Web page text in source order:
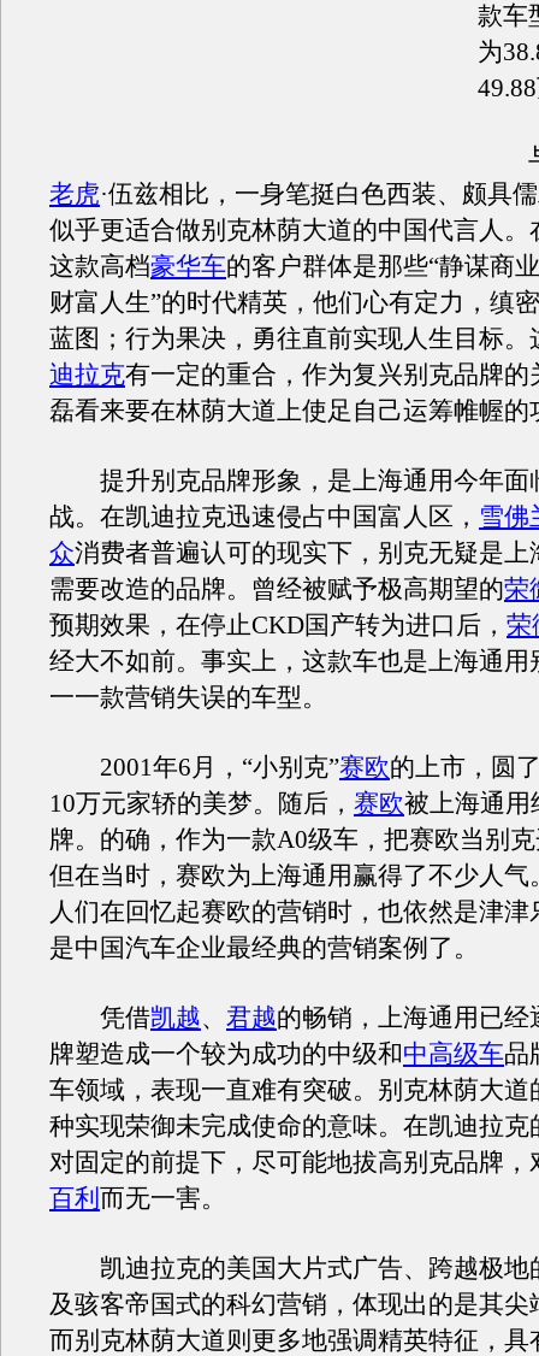
款车
为
老虎·伍兹相比，一身笔挺白色西装、颇具
似乎更适合做别克林荫大道的中国代言人。
这款高档豪华车的客户群体是那些“静谋商
财富人生”的时代精英，他们心有定力，缜
蓝图；行为果决，勇往直前实现人生目标。
迪拉克有一定的重合，作为复兴别克品牌的
磊看来要在林荫大道上使足自己运筹帷幄的
提升别克品牌形象，是上海通用今年面
战。在凯迪拉克迅速侵占中国富人区， 雪佛
众消费者普遍认可的现实下，别克无疑是上
需要改造的品牌。曾经被赋予极高期望的荣
预期效果，在停止CKD国产转为进口后， 荣
经大不如前。事实上，这款车也是上海通用
一一款营销失误的车型。
2001年6月，“小别克”赛欧的上市，圆
10万元家轿的美梦。随后， 赛欧被上海通用
牌。的确，作为一款A0级车，把赛欧当别
但在当时，赛欧为上海通用赢得了不少人气
人们在回忆起赛欧的营销时，也依然是津津
是中国汽车企业最经典的营销案例了。
凭借凯越、 君越的畅销，上海通用已经
牌塑造成一个较为成功的中级和中高级车品
车领域，表现一直难有突破。别克林荫大道
种实现荣御未完成使命的意味。在凯迪拉克
对固定的前提下，尽可能地拔高别克品牌，
百利 而无一害。
凯迪拉克的美国大片式广告、跨越极地
及骇客帝国式的科幻营销，体现出的是其尖
而别克林荫大道则更多地强调精英特征，具